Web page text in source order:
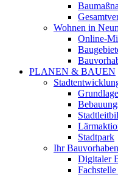
Wohnen in
Online-
PLANEN & BAUEN
Stadtpark
Ihr Bauvorhaben
Digitaler